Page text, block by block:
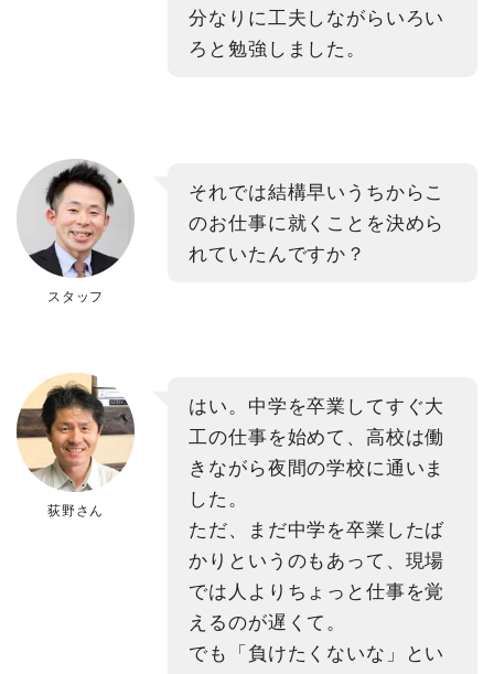
分なりに工夫しながらいろい
ろと勉強しました。
スタッフ
それでは結構早いうちからこ
のお仕事に就くことを決めら
れていたんですか？
荻野さん
はい。中学を卒業してすぐ大
工の仕事を始めて、高校は働
きながら夜間の学校に通いま
した。
ただ、まだ中学を卒業したば
かりというのもあって、現場
では人よりちょっと仕事を覚
えるのが遅くて。
でも「負けたくないな」とい